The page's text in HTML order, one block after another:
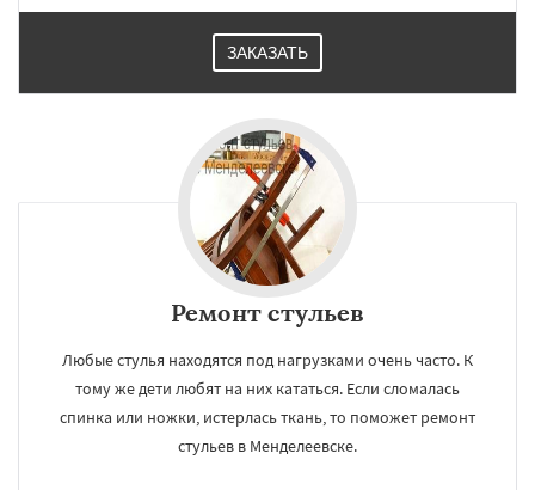
ЗАКАЗАТЬ
Ремонт стульев
Любые стулья находятся под нагрузками очень часто. К
тому же дети любят на них кататься. Если сломалась
спинка или ножки, истерлась ткань, то поможет ремонт
стульев в Менделеевске.